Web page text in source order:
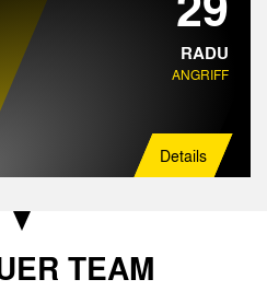
RADU
ANGRIFF
Details
TEAM